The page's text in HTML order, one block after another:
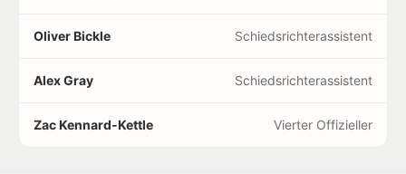
Oliver Bickle Schiedsrichterassistent
Alex Gray Schiedsrichterassistent
Zac Kennard-Kettle Vierter Offizieller